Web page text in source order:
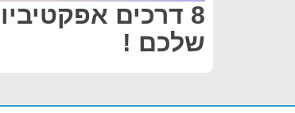
8 דרכים
שלכם !